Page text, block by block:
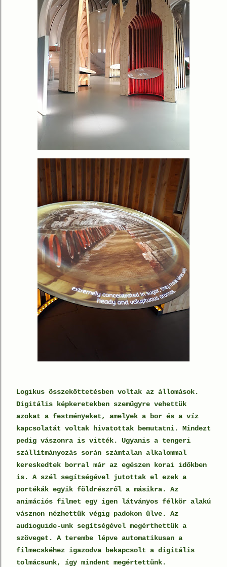
Logikus összeköttetésben voltak az állomások.
Digitális képkeretekben szemügyre vehettük
azokat a festményeket, amelyek a bor és a víz
kapcsolatát voltak hivatottak bemutatni. Mindezt
pedig vászonra is vitték. Ugyanis a tengeri
szállítmányozás során számtalan alkalommal
kereskedtek borral már az egészen korai időkben
is. A szél segítségével jutottak el ezek a
portékák egyik földrészről a másikra. Az
animációs filmet egy igen látványos félkör alakú
vásznon nézhettük végig padokon ülve. Az
audioguide-unk segítségével megérthettük a
szöveget. A terembe lépve automatikusan a
filmecskéhez igazodva bekapcsolt a digitális
tolmácsunk, így mindent megértettünk.